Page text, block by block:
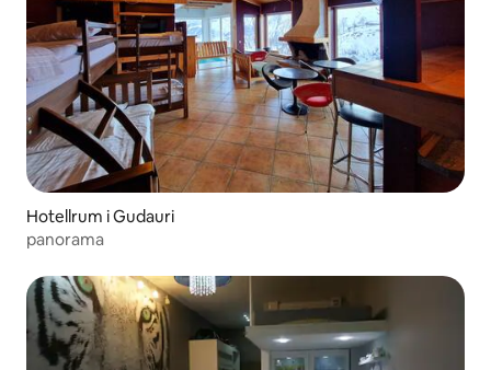
Hotellrum i Gudauri
panorama